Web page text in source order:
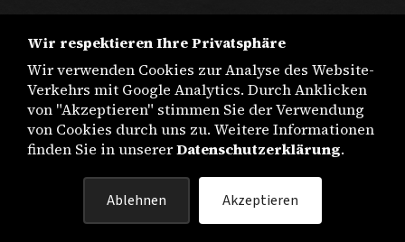
DATENSCHUTZ
Wir respektieren Ihre Privatsphäre
Wir verwenden Cookies zur Analyse des Website-
Verkehrs mit Google Analytics. Durch Anklicken
von "Akzeptieren" stimmen Sie der Verwendung
von Cookies durch uns zu. Weitere Informationen
finden Sie in unsererDatenschutzerklärung.
Ablehnen Akzeptieren